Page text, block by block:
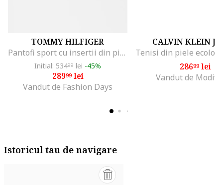
TOMMY HILFIGER
Pantofi sport cu insertii din piele Core Lite, Negru/Alb optic
Initial: 53499 lei -45%
28999lei
Vandut de Fashion Days
CALVIN KLEIN
28699lei
Vandut de
Istoricul tau de navigare